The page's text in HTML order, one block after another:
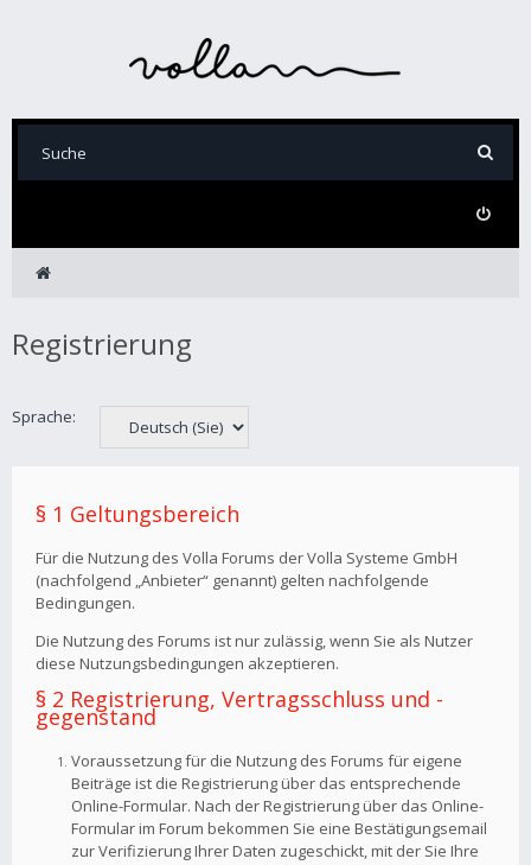
Registrierung
Sprache:
§ 1 Geltungsbereich
Für die Nutzung des Volla Forums der Volla Systeme GmbH
(nachfolgend „Anbieter“ genannt) gelten nachfolgende
Bedingungen.
Die Nutzung des Forums ist nur zulässig, wenn Sie als Nutzer
diese Nutzungsbedingungen akzeptieren.
§ 2 Registrierung, Vertragsschluss und -
gegenstand
Voraussetzung für die Nutzung des Forums für eigene
Beiträge ist die Registrierung über das entsprechende
Online-Formular. Nach der Registrierung über das Online-
Formular im Forum bekommen Sie eine Bestätigungsemail
zur Verifizierung Ihrer Daten zugeschickt, mit der Sie Ihre